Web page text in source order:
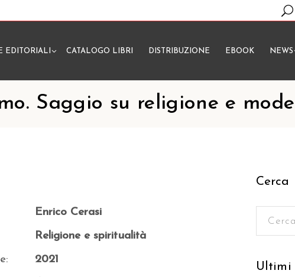
Nessun prodotto
EDITORIALI CATALOGO LIBRI DISTRIBUZIONE EBOOK NEWS
Saggio su religione e
Enrico Cerasi
Religione e spiritualità
2021
Cerca